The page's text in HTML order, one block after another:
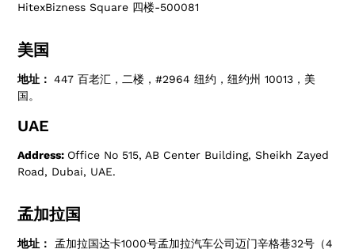
HitexBizness Square 四楼-500081
美国
地址：447 百老汇，二楼，#2964 纽约，纽约州 10013，美
国。
UAE
Address: Office No 515, AB Center Building, Sheikh Zayed
Road, Dubai, UAE.
孟加拉国
地址： 孟加拉国达卡1000号孟加拉汽车公司迈门辛格巷32号（4